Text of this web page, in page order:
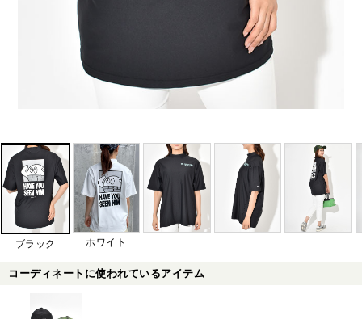
ブラック ホワイト
コーディネートに使われているアイテム